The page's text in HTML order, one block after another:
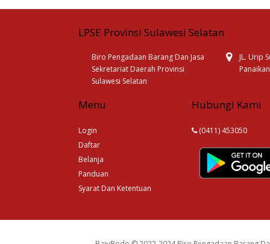
LPSE Provinsi Sulawesi Selatan
Biro Pengadaan Barang Dan Jasa
Sekretariat Daerah Provinsi
Sulawesi Selatan
JL. Urip
Menu
Login
Daftar
Belanja
Panduan
Syarat Dan Ketentuan
Hubungi Kami
(0411) 453050